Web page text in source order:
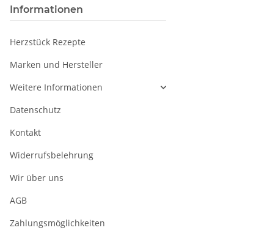
Informationen
Herzstück Rezepte
Marken und Hersteller
Weitere Informationen
Datenschutz
Kontakt
Widerrufsbelehrung
Wir über uns
AGB
Zahlungsmöglichkeiten